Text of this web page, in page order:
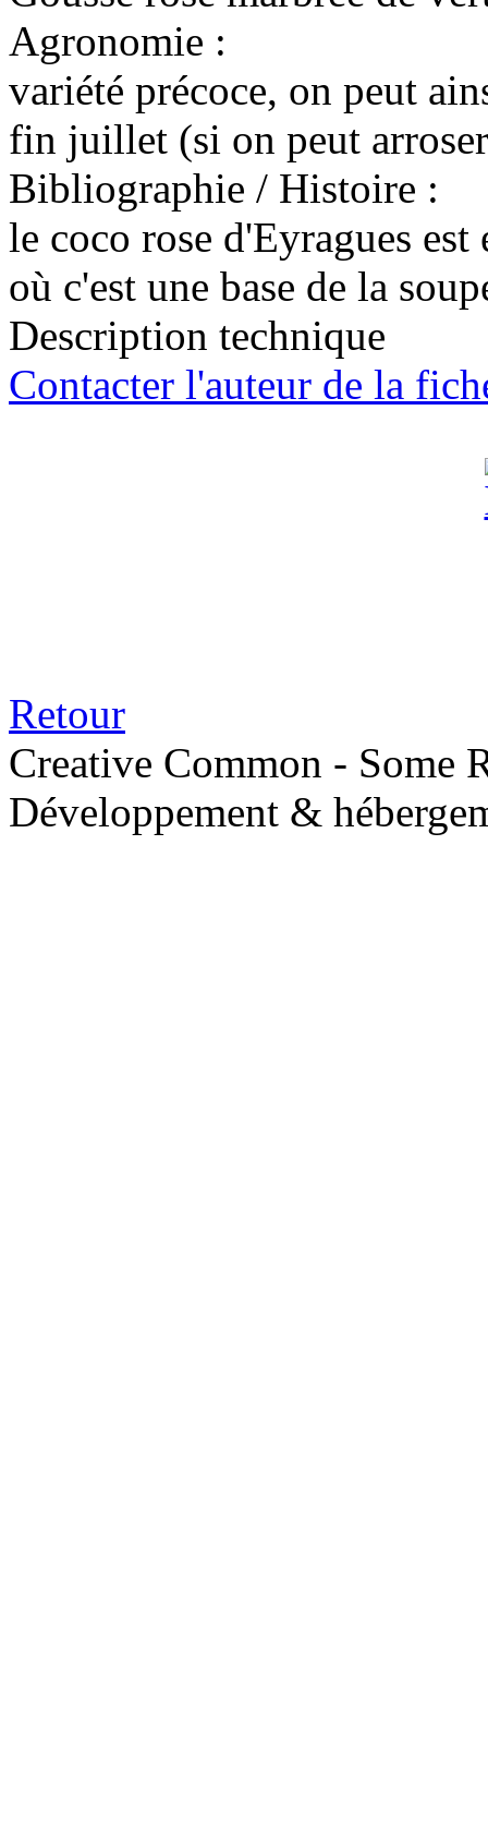
Agronomie :
variété précoce, on peut
fin juillet (si on peut
Bibliographie / Histoire :
le coco rose d'Eyragues
où c'est une base de la
Description technique
Contacter l'auteur de la
Retour
Creative Common - Some
Développement &